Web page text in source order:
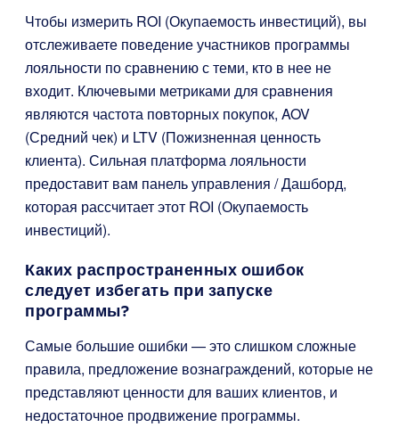
Чтобы измерить ROI (Окупаемость инвестиций), вы
отслеживаете поведение участников программы
лояльности по сравнению с теми, кто в нее не
входит. Ключевыми метриками для сравнения
являются частота повторных покупок, AOV
(Средний чек) и LTV (Пожизненная ценность
клиента). Сильная платформа лояльности
предоставит вам панель управления / Дашборд,
которая рассчитает этот ROI (Окупаемость
инвестиций).
Каких распространенных ошибок
следует избегать при запуске
программы?
Самые большие ошибки — это слишком сложные
правила, предложение вознаграждений, которые не
представляют ценности для ваших клиентов, и
недостаточное продвижение программы.